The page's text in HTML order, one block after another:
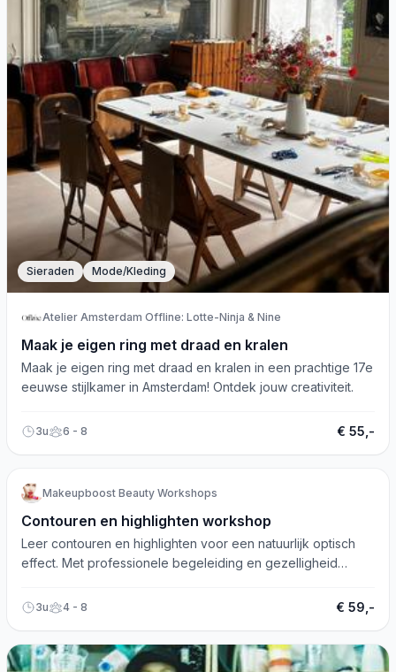
Sieraden Mode/Kleding
Atelier Amsterdam Offline: Lotte-Ninja & Nine
Maak je eigen ring met draad en kralen
Maak je eigen ring met draad en kralen in een prachtige 17e
eeuwse stijlkamer in Amsterdam! Ontdek jouw creativiteit.
3u 6 - 8 € 55,-
Makeupboost Beauty Workshops
Contouren en highlighten workshop
Leer contouren en highlighten voor een natuurlijk optisch
effect. Met professionele begeleiding en gezelligheid
3u 4 - 8 € 59,-